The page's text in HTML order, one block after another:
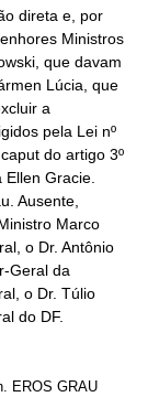
direta e, por
Ministros
que davam
Lúcia, que
a
pela Lei nº
do artigo 3º
Ellen Gracie.
Ausente,
Marco
o Dr. Antônio
Geral da
o Dr. Túlio
do DF.
EROS GRAU